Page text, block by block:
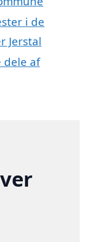
i de
Jerstal
dele af